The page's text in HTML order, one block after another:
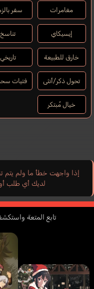
مغامرات سفر
إيسيكاي تناسخ
خارق للطبيعة تاريخي
تحول ذكر/أنثى فتيات
خيال مُبتكر
إذا واجهت خطأ ما ولم يتم
لديك أي طلب أو
تابع المتعة